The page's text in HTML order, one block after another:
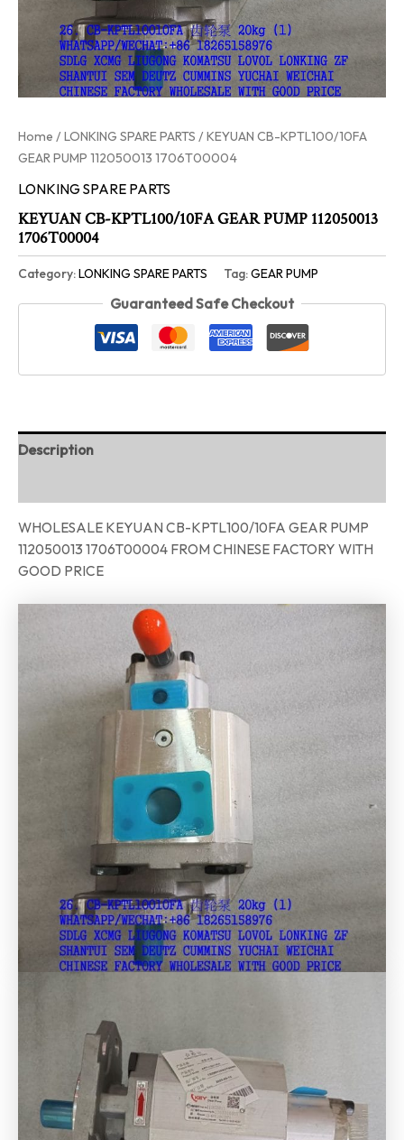
Home /LONKING SPARE PARTS / KEYUAN CB-KPTL100/10FA
GEAR PUMP 112050013 1706T00004
LONKING SPARE PARTS
KEYUAN CB-KPTL100/10FA GEAR PUMP 112050013
1706T00004
Category:LONKING SPARE PARTS Tag:GEAR PUMP
Guaranteed Safe Checkout
Description
WHOLESALE KEYUAN CB-KPTL100/10FA GEAR PUMP
112050013 1706T00004 FROM CHINESE FACTORY WITH
GOOD PRICE